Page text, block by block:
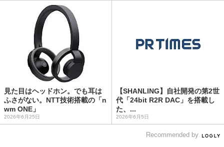
見た目はヘッドホン。でも耳は
ふさがない。NTT技術搭載の「n
wm ONE」
2026年6月25日
【SHANLING】自社開発の第2世
代「24bit R2R DAC」を搭載し
た、...
2026年6月5日
Recommended by